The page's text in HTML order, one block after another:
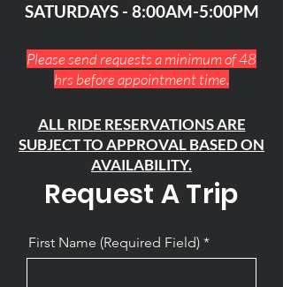
SATURDAYS - 8:00AM-5:00PM
Please send requests a minimum of 48
hrs before appointment time.
ALL RIDE RESERVATIONS ARE
SUBJECT TO APPROVAL BASED ON
AVAILABILITY.
Request A Trip
First Name (Required Field)